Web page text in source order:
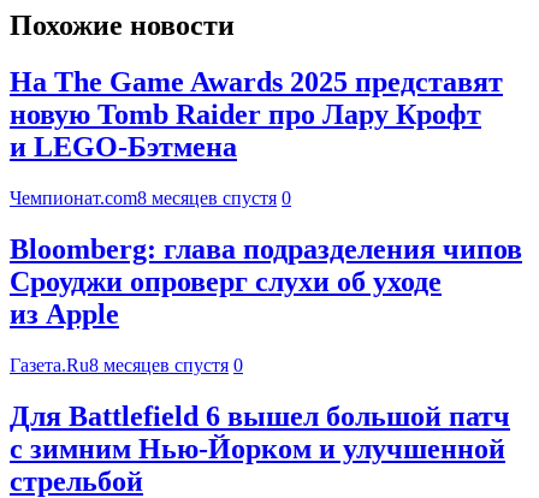
Похожие новости
На The Game Awards 2025 представят
новую Tomb Raider про Лару Крофт
и LEGO-Бэтмена
Чемпионат.com8 месяцев спустя 0
Bloomberg: глава подразделения чипов
Сроуджи опроверг слухи об уходе
из Apple
Газета.Ru8 месяцев спустя 0
Для Battlefield 6 вышел большой патч
с зимним Нью-Йорком и улучшенной
стрельбой